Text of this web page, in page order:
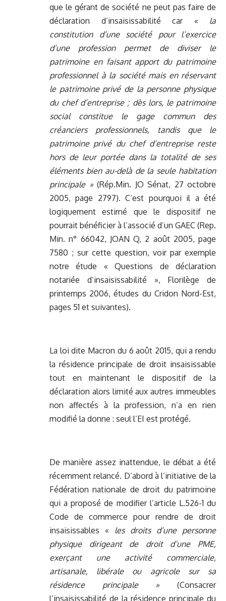
que le gérant de société ne peut pas faire de
déclaration d’insaisissabilité car « la
constitution d’une société pour l’exercice
d’une profession permet de diviser le
patrimoine en faisant apport du patrimoine
professionnel à la société mais en réservant
le patrimoine privé de la personne physique
du chef d’entreprise ; dès lors, le patrimoine
social constitue le gage commun des
créanciers professionnels, tandis que le
patrimoine privé du chef d’entreprise reste
hors de leur portée dans la totalité de ses
éléments bien au-delà de la seule habitation
principale » (Rép.Min. JO Sénat, 27 octobre
2005, page 2797). C’est pourquoi il a été
logiquement estimé que le dispositif ne
pourrait bénéficier à l’associé d’un GAEC (Rep.
Min. n° 66042, JOAN Q, 2 août 2005, page
7580 ; sur cette question, voir par exemple
notre étude « Questions de déclaration
notariée d’insaisissabilité », Florilège de
printemps 2006, études du Cridon Nord-Est,
pages 51 et suivantes).
La loi dite Macron du 6 août 2015, qui a rendu
la résidence principale de droit insaisissable
tout en maintenant le dispositif de la
déclaration alors limité aux autres immeubles
non affectés à la profession, n’a en rien
modifié la donne : seul l’EI est protégé.
De manière assez inattendue, le débat a été
récemment relancé. D’abord à l’initiative de la
Fédération nationale de droit du patrimoine
qui a proposé de modifier l’article L.526-1 du
Code de commerce pour rendre de droit
insaisissables « les droits d’une personne
physique dirigeant de droit d’une PME,
exerçant une activité commerciale,
artisanale, libérale ou agricole sur sa
résidence principale » (Consacrer
l’insaisissabilité de la résidence principale du